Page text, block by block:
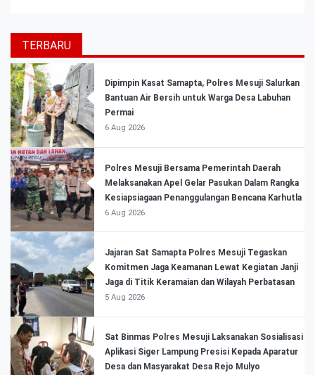
TERBARU
Dipimpin Kasat Samapta, Polres Mesuji Salurkan
Bantuan Air Bersih untuk Warga Desa Labuhan
Permai
6 Aug 2026
Polres Mesuji Bersama Pemerintah Daerah
Melaksanakan Apel Gelar Pasukan Dalam Rangka
Kesiapsiagaan Penanggulangan Bencana Karhutla
6 Aug 2026
Jajaran Sat Samapta Polres Mesuji Tegaskan
Komitmen Jaga Keamanan Lewat Kegiatan Janji
Jaga di Titik Keramaian dan Wilayah Perbatasan
5 Aug 2026
Sat Binmas Polres Mesuji Laksanakan Sosialisasi
Aplikasi Siger Lampung Presisi Kepada Aparatur
Desa dan Masyarakat Desa Rejo Mulyo